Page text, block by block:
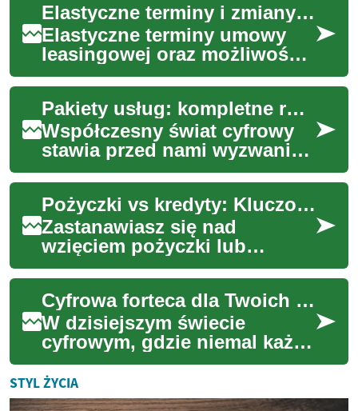
Elastyczne terminy i zmiany umowy w trakcie użytkowania
Elastyczne terminy umowy
leasingowej oraz możliwość
modyfikacji warunków w
trakcie eksploatacji pojazdu
stają się cor...
Pakiety usług: kompletne rozwiązania komunikacyjne
Współczesny świat cyfrowy
stawia przed nami wyzwania
związane z zarządzaniem
wieloma usługami
komunikacyjnymi. Od tel...
Pożyczki vs kredyty: Kluczowe informacje dla Ciebie
Zastanawiasz się nad
wzięciem pożyczki lub
kredytu? Poznaj istotne
różnice, rodzaje dostępnych
opcji oraz czynniki wp...
Cyfrowa forteca dla Twoich danych
W dzisiejszym świecie
cyfrowym, gdzie niemal każda
interakcja wymaga
logowania, zarządzanie
licznymi hasłami stało si...
STYL ŻYCIA